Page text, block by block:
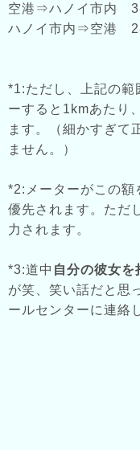
空港⇒ハノイ市内
ハノイ市内⇒空港
*1:ただし、上記の範
ーすると1kmあたり
ます。（細かすぎて
ません。）
*2:メーターがこの額
優先されます。ただ
力されます。
*3:道中 自分の彼女
が笑、笑い話だと思
ールセンターに連絡